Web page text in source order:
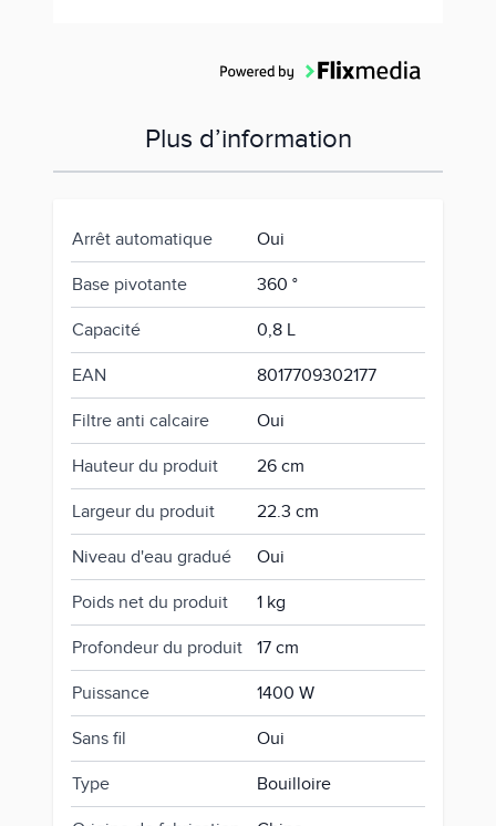
Plus d’information
Arrêt automatique Oui
Base pivotante 360 °
Capacité 0,8 L
EAN 8017709302177
Filtre anti calcaire Oui
Hauteur du produit 26 cm
Largeur du produit 22.3 cm
Niveau d'eau gradué Oui
Poids net du produit 1 kg
Profondeur du produit 17 cm
Puissance 1400 W
Sans fil Oui
Type Bouilloire